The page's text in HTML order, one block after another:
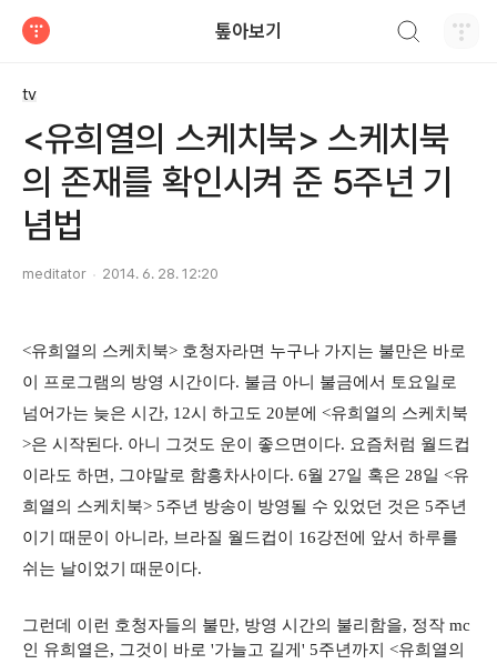
톺아보기
tv
<유희열의 스케치북> 스케치북
의 존재를 확인시켜 준 5주년 기
념법
meditator 2014. 6. 28. 12:20
<유희열의 스케치북> 호청자라면 누구나 가지는 불만은 바로
이 프로그램의 방영 시간이다. 불금 아니 불금에서 토요일로
넘어가는 늦은 시간, 12시 하고도 20분에 <유희열의 스케치북
>은 시작된다. 아니 그것도 운이 좋으면이다. 요즘처럼 월드컵
이라도 하면, 그야말로 함흥차사이다. 6월 27일 혹은 28일 <유
희열의 스케치북> 5주년 방송이 방영될 수 있었던 것은 5주년
이기 때문이 아니라, 브라질 월드컵이 16강전에 앞서 하루를
쉬는 날이었기 때문이다.
그런데 이런 호청자들의 불만, 방영 시간의 불리함을, 정작 mc
인 유희열은, 그것이 바로 '가늘고 길게' 5주년까지 <유희열의